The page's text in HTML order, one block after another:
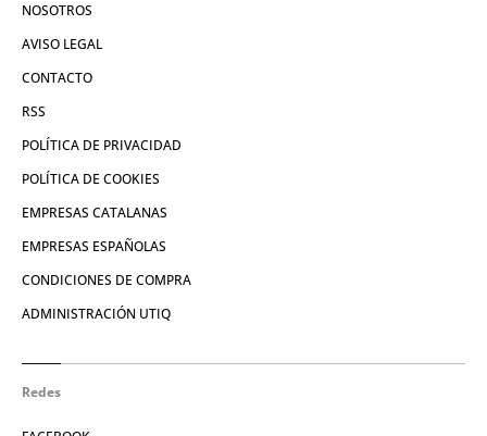
NOSOTROS
AVISO LEGAL
CONTACTO
RSS
POLÍTICA DE PRIVACIDAD
POLÍTICA DE COOKIES
EMPRESAS CATALANAS
EMPRESAS ESPAÑOLAS
CONDICIONES DE COMPRA
ADMINISTRACIÓN UTIQ
Redes